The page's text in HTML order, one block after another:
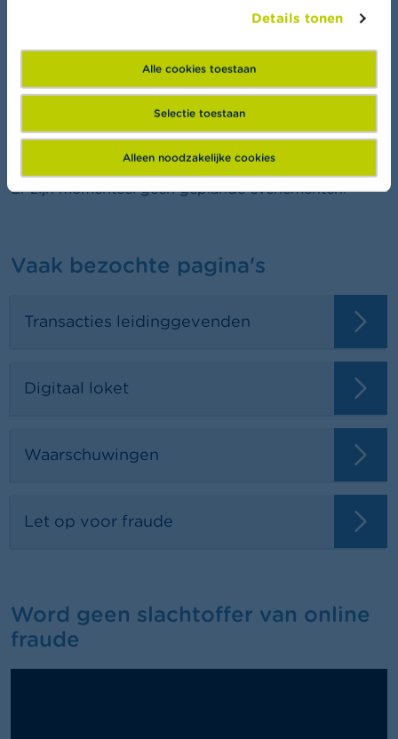
Details tonen
Alle cookies toestaan
Selectie toestaan
Alleen noodzakelijke cookies
Agenda
Er zijn momenteel geen geplande evenementen.
Vaak bezochte pagina's
Transacties leidinggevenden
Digitaal loket
Waarschuwingen
Let op voor fraude
Word geen slachtoffer van online
fraude